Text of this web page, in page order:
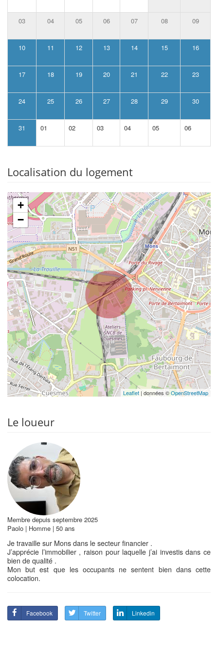
03 04 05 06 07 08 09
10 11 12 13 14 15 16
17 18 19 20 21 22 23
24 25 26 27 28 29 30
31 01 02 03 04 05 06
Localisation du logement
+
−
Leaflet | données ©OpenStreetMap
Le loueur
Membre depuis septembre 2025
Paolo | Homme | 50 ans
Je travaille sur Mons dans le secteur financier .
J’apprécie l’immobilier , raison pour laquelle j’ai investis dans ce
bien de qualité .
Mon but est que les occupants ne sentent bien dans cette
colocation.
Facebook Twitter Linkedin